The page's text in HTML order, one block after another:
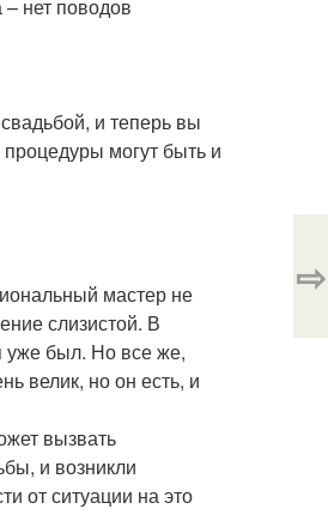
нет поводов
и теперь вы
процедуры могут быть и
мастер не
слизистой. В
уже был. Но все же,
велик, но он есть, и
вызвать
и возникли
от ситуации на это
⇨